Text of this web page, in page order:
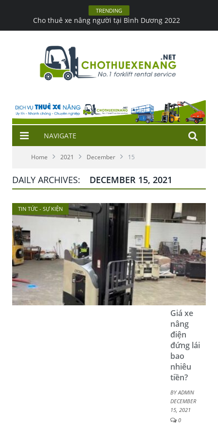
TRENDING
Cho thuê xe nâng người tại Bình Dương 2022
NAVIGATE
Home 2021 December 15
DAILY ARCHIVES: DECEMBER 15, 2021
TIN TỨC - SỰ KIỆN
Giá xe
nâng
điện
đứng lái
bao
nhiêu
tiền?
BYADMIN
DECEMBER
15, 2021
0